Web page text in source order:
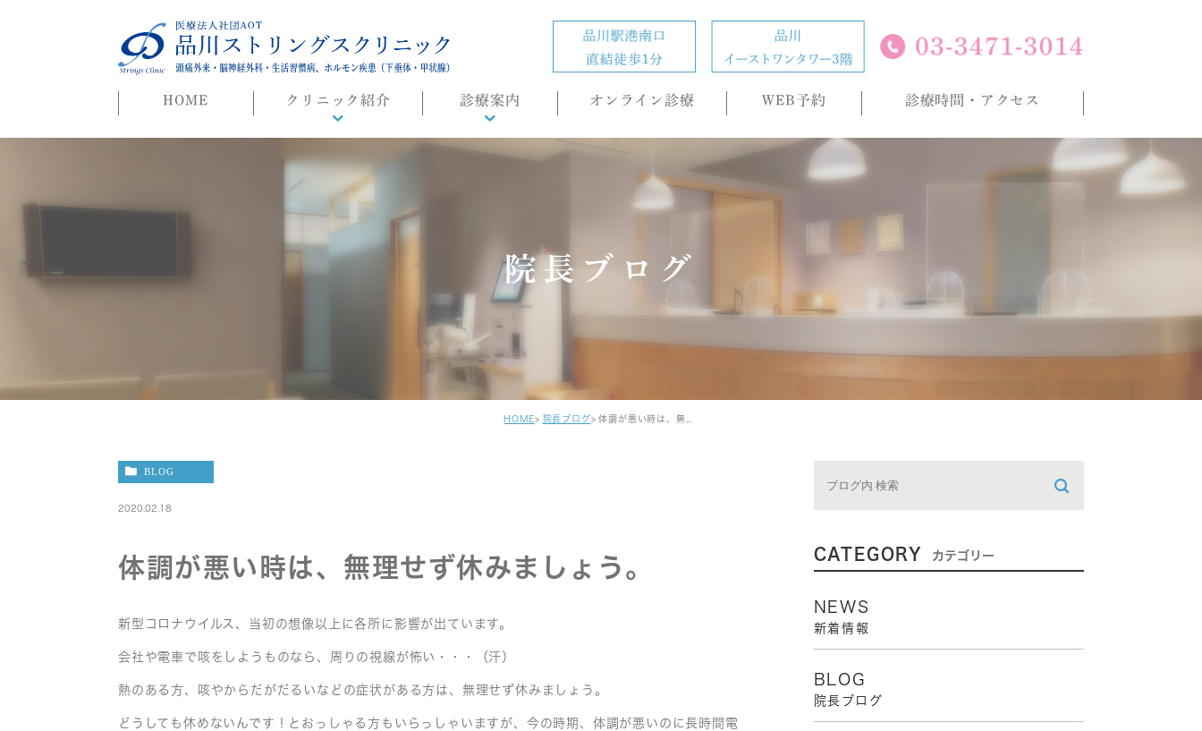
HOME クリニック紹介
院長ごあいさつ
迷惑行為に対する当院の
診療案内
診療概要
肥満症(ダイエット)外来
内科・生活習慣病
睡眠時無呼吸症候群
（SAS）/CPAP治療
もの忘れ(認知症)外来
セカンドオピニオン
オンライン診療 WEB予約 診療時間・アクセス
院長ブログ
HOME 院長ブログ
BLOG
2020.02.18
体調が悪い時は、無理せず休みましょう。
新型コロナウイルス、当初の想像以上に各所に影響が出ています。
会社や電車で咳をしようものなら、周りの視線が怖い・・・（汗）
熱のある方、咳やからだがだるいなどの症状がある方は、無理せず休みましょう。
どうしても休めないんです！とおっしゃる方もいらっしゃいますが、今の時期、体調が悪いのに長時間電
CATEGORY カテゴリー
NEWS
新着情報
BLOG
院長ブログ